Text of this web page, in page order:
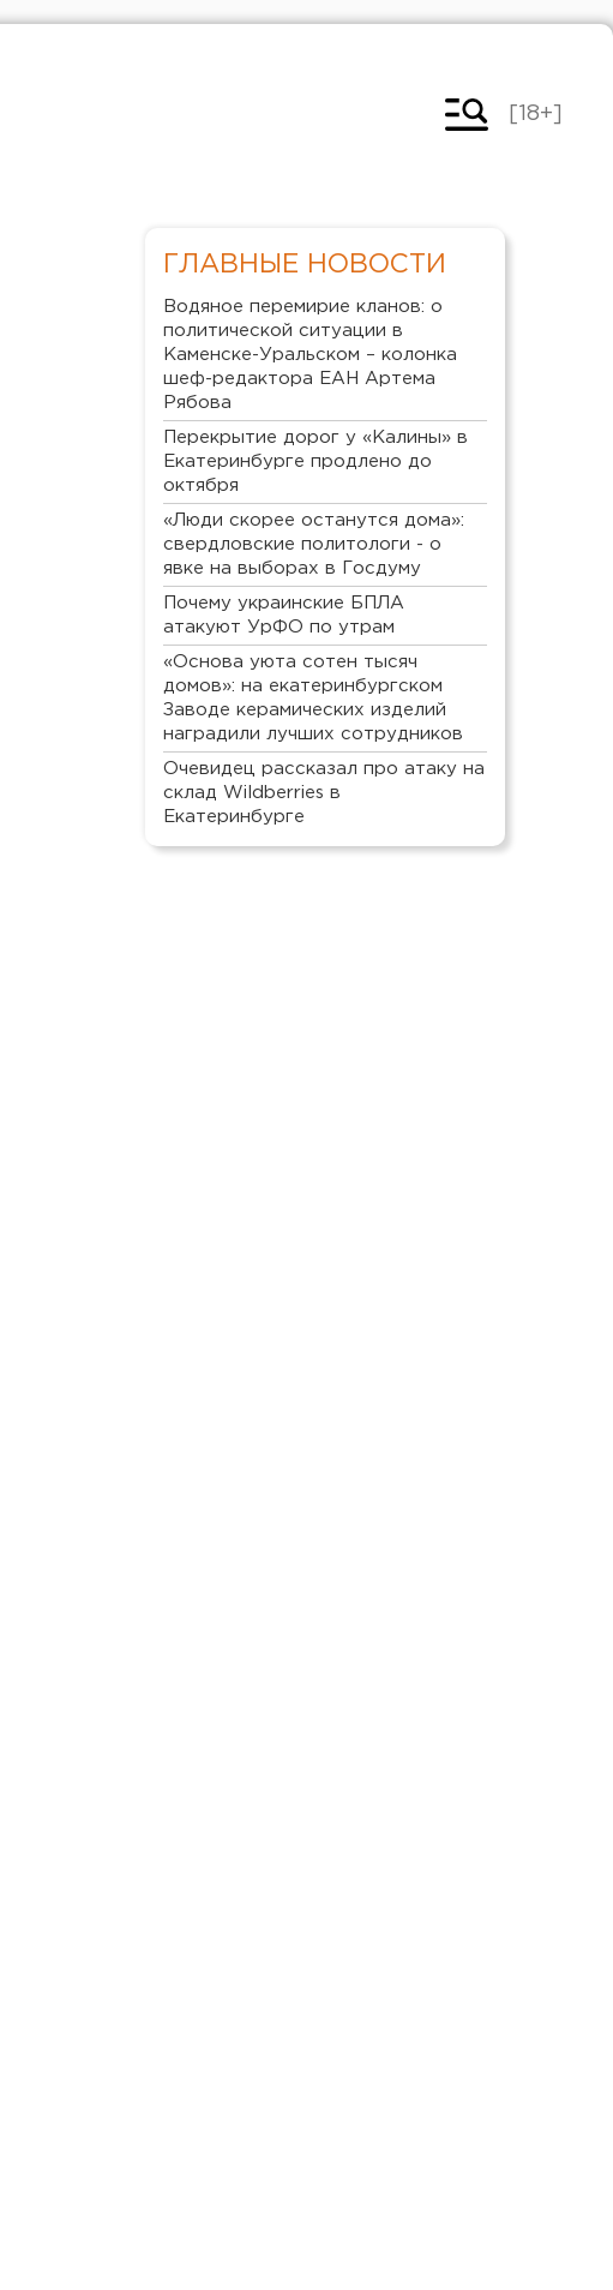
[18+]
ГЛАВНЫЕ НОВОСТИ
Водяное перемирие кланов: о
политической ситуации в
Каменске-Уральском – колонка
шеф-редактора ЕАН Артема
Рябова
Перекрытие дорог у «Калины» в
Екатеринбурге продлено до
октября
«Люди скорее останутся дома»:
свердловские политологи - о
явке на выборах в Госдуму
Почему украинские БПЛА
атакуют УрФО по утрам
«Основа уюта сотен тысяч
домов»: на екатеринбургском
Заводе керамических изделий
наградили лучших сотрудников
Очевидец рассказал про атаку на
склад Wildberries в
Екатеринбурге